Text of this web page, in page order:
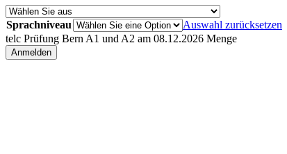
Sprachniveau
Auswahl zurücksetzen
telc Prüfung Bern A1 und A2 am 08.12.2026 Menge
Anmelden